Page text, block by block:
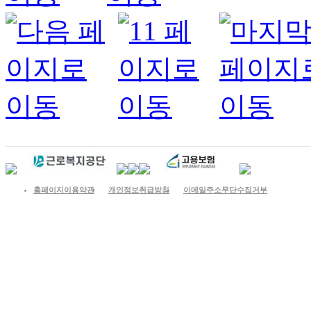
홈페이지이용약관 개인정보취급방침 이메일주소무단수집거부